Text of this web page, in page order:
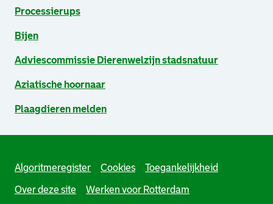
Processierups
Bijen
Adviescommissie Dierenwelzijn stadsnatuur
Aziatische hoornaar
Plaagdieren melden
Algoritmeregister Cookies Toegankelijkheid
Over deze site Werken voor Rotterdam